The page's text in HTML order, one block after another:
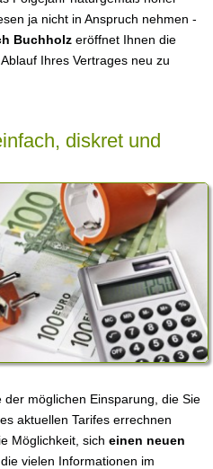
ja nicht in Anspruch nehmen -
Buchholz eröffnet Ihnen die
Ihres Vertrages neu zu
diskret und
möglichen Einsparung, die Sie
aktuellen Tarifes errechnen
Möglichkeit, sich einen neuen
, die vielen Informationen im